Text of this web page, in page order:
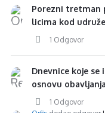
Porezni tretman
licima kod
1 Odgovor
Dnevnice koje
osnovu
1 Odgovor